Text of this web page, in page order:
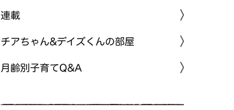
連載
チアちゃん&デイズくんの部屋
月齢別子育てQ&A